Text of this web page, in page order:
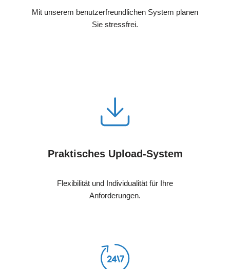
Mit unserem benutzerfreundlichen System planen
Sie stressfrei.
Praktisches Upload-System
Flexibilität und Individualität für Ihre
Anforderungen.